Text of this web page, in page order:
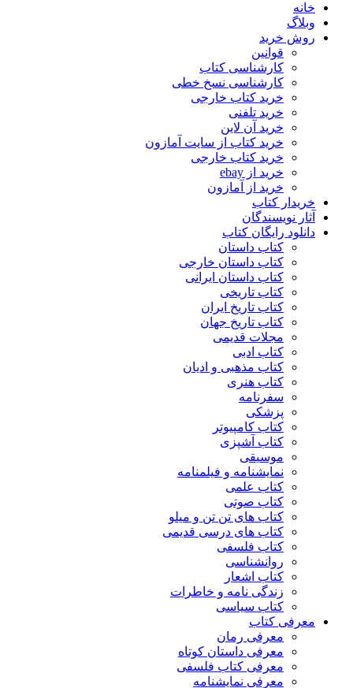
خانه
وبلاگ
روش خرید
قوانین
کارشناسی کتاب
کارشناسی نسخ خطی
خرید کتاب خارجی
خرید تلفنی
خرید آن لاین
خرید کتاب از سایت آمازون
خرید کتاب خارجی
خرید از ebay
خرید از آمازون
خریدار کتاب
آثار نویسندگان
دانلود رایگان کتاب
کتاب داستان
کتاب داستان خارجی
کتاب داستان ایرانی
کتاب تاریخی
کتاب تاریخ ایران
کتاب تاریخ جهان
مجلات قدیمی
کتاب ادبی
کتاب مذهبی و ادیان
کتاب هنری
سفرنامه
پزشکی
کتاب کامپیوتر
کتاب آشپزی
موسیقی
نمایشنامه و فیلمنامه
کتاب علمی
کتاب صوتی
کتاب های تن تن و میلو
کتاب های درسی قدیمی
کتاب فلسفی
روانشناسی
کتاب اشعار
زندگی نامه و خاطرات
کتاب سیاسی
معرفی کتاب
معرفی رمان
معرفی داستان کوتاه
معرفی کتاب فلسفی
معرفی نمایشنامه